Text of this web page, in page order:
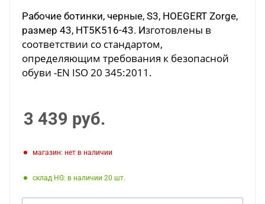
Рабочие ботинки, черные, S3, HOEGERT Zorge,
размер 43, HT5K516-43. Изготовлены в
соответствии со стандартом,
определяющим требования к безопасной
обуви -EN ISO 20 345:2011.
3 439 руб.
Магазин: нет в наличии
Склад HG: в наличии 20